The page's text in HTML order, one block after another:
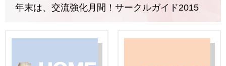
年末は、交流強化月間！サークルガイド2015